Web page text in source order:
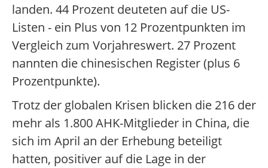
landen. 44 Prozent deuteten auf die US-
Listen - ein Plus von 12 Prozentpunkten im
Vergleich zum Vorjahreswert. 27 Prozent
nannten die chinesischen Register (plus 6
Prozentpunkte).
Trotz der globalen Krisen blicken die 216 der
mehr als 1.800 AHK-Mitglieder in China, die
sich im April an der Erhebung beteiligt
hatten, positiver auf die Lage in der